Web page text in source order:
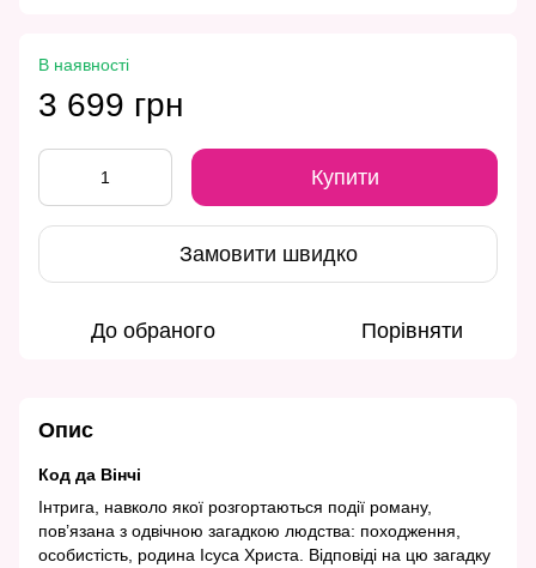
В наявності
3 699 грн
Купити
Замовити швидко
До обраного Порівняти
Опис
Код да Вінчі
Інтрига, навколо якої розгортаються події роману,
пов’язана з одвічною загадкою людства: походження,
особистість, родина Ісуса Христа. Відповіді на цю загадку